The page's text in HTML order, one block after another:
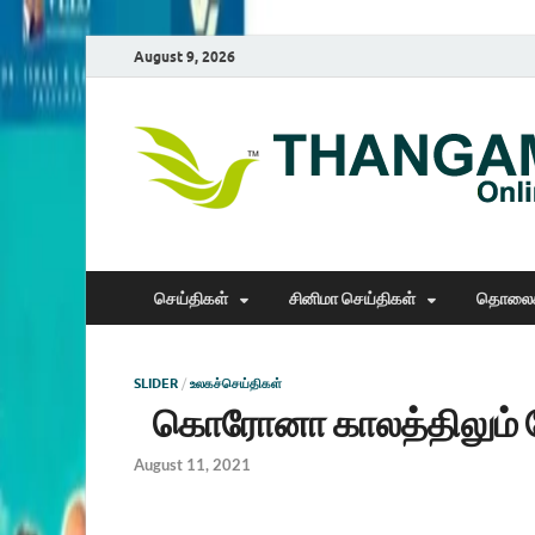
August 9, 2026
செய்திகள் சினிமா செய்திகள்
SLIDER / உலகச்செய்திகள்
கொரோனா காலத்திலும்
August 11, 2021